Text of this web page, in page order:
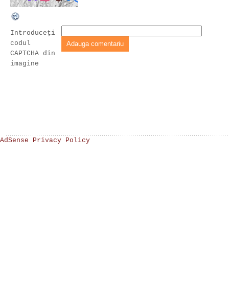
Introduceţi
codul
CAPTCHA din
imagine
AdSense Privacy Policy